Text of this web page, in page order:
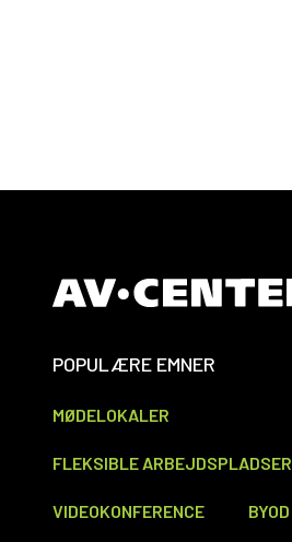
POPULÆRE EMNER
MØDELOKALER
FLEKSIBLE ARBEJDSPLADSER
VIDEOKONFERENCE BYOD